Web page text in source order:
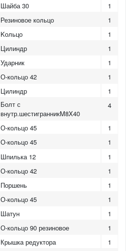
Шайба 30
1
Резиновое кольцо
1
Kольцо
1
Цилиндр
1
Ударник
1
О-кольцо 42
1
Цилиндр
1
Болт с
внутр.шестигранникM8X40
4
О-кольцо 45
1
О-кольцо 45
1
Шпилька 12
1
О-кольцо 42
1
Поршень
1
О-кольцо 45
1
Шатун
1
О-кольцо 90 резиновое
1
Крышка редуктора
1